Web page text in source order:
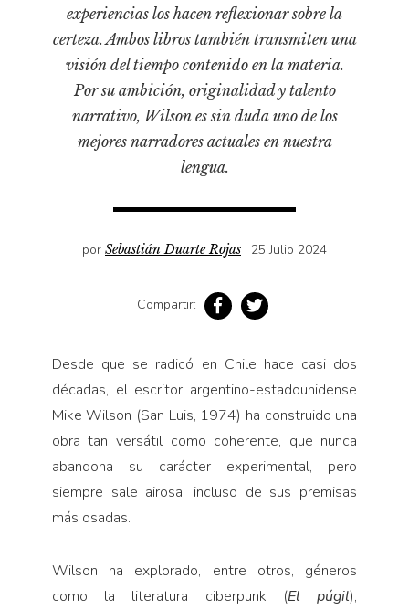
Pensamiento
Pensamiento ilustrado
Personaje
Personajes secundarios
Vidas paralelas
experiencias los hacen reflexionar sobre la
certeza. Ambos libros también transmiten una
visión del tiempo contenido en la materia.
Por su ambición, originalidad y talento
narrativo, Wilson es sin duda uno de los
mejores narradores actuales en nuestra
lengua.
por Sebastián Duarte Rojas I 25 Julio 2024
Compartir:
Desde que se radicó en Chile hace casi dos
décadas, el escritor argentino-estadounidense
Mike Wilson (San Luis, 1974) ha construido una
obra tan versátil como coherente, que nunca
abandona su carácter experimental, pero
siempre sale airosa, incluso de sus premisas
más osadas.
Wilson ha explorado, entre otros, géneros
como la literatura ciberpunk (El púgil),